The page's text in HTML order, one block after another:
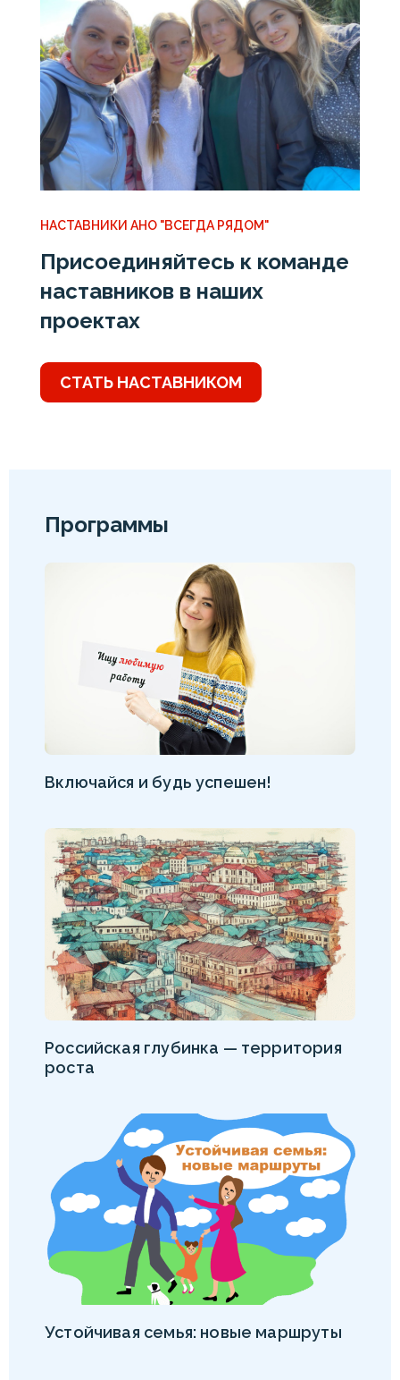
НАСТАВНИКИ АНО "ВСЕГДА РЯДОМ"
Присоединяйтесь к команде
наставников в наших
проектах
СТАТЬ НАСТАВНИКОМ
Программы
Включайся и будь успешен!
Российская глубинка — территория
роста
Устойчивая семья: новые маршруты